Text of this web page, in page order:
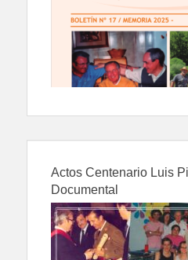
Actos Centenario Luis
Documental